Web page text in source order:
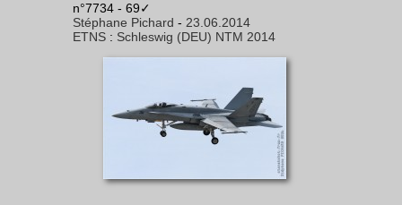
n°7734 - 69✓
Stéphane Pichard - 23.06.2014
ETNS : Schleswig (DEU) NTM 2014